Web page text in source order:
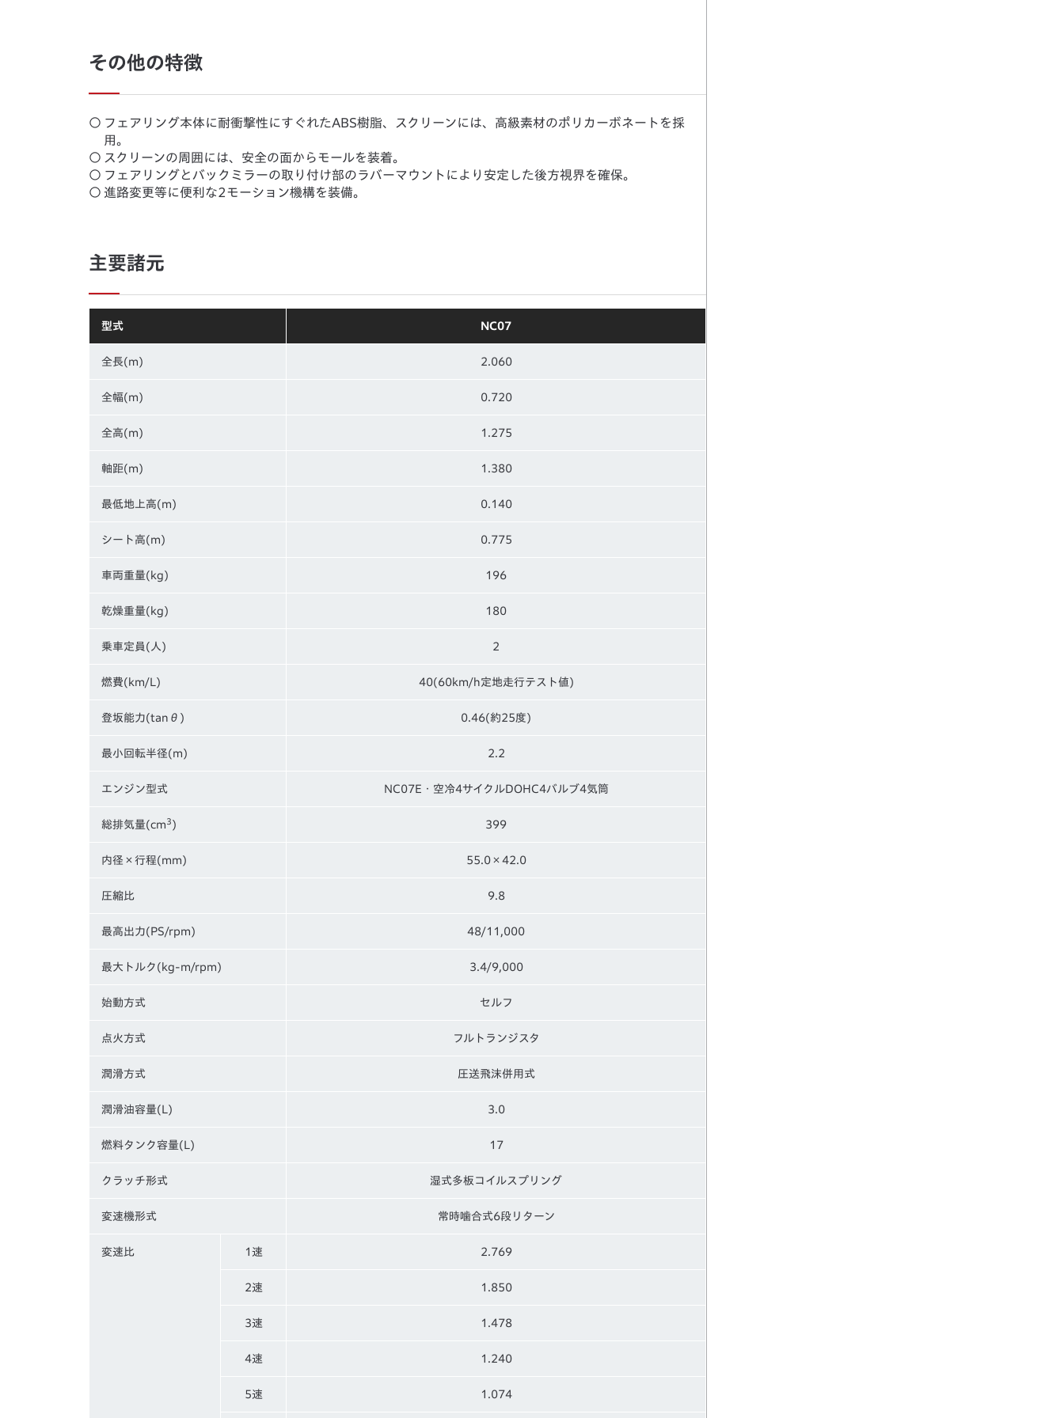
その他の特徴
○ フェアリング本体に耐衝撃性にすぐれたABS樹脂、スクリーンには、高級素材のポリカーボネートを採
用。
○ スクリーンの周囲には、安全の面からモールを装着。
○ フェアリングとバックミラーの取り付け部のラバーマウントにより安定した後方視界を確保。
○ 進路変更等に便利な2モーション機構を装備。
主要諸元
型式 NC07
全長(m) 2.060
全幅(m) 0.720
全高(m) 1.275
軸距(m) 1.380
最低地上高(m) 0.140
シート高(m) 0.775
車両重量(kg) 196
乾燥重量(kg) 180
乗車定員(人) 2
燃費(km/L) 40(60km/h定地走行テスト値)
登坂能力(tanθ) 0.46(約25度)
最小回転半径(m) 2.2
エンジン型式 NC07E・空冷4サイクルDOHC4バルブ4気筒
総排気量(cm 3 ) 399
内径×行程(mm) 55.0×42.0
圧縮比 9.8
最高出力(PS/rpm) 48/11,000
最大トルク(kg-m/rpm) 3.4/9,000
始動方式 セルフ
点火方式 フルトランジスタ
潤滑方式 圧送飛沫併用式
潤滑油容量(L) 3.0
燃料タンク容量(L) 17
クラッチ形式 湿式多板コイルスプリング
変速機形式 常時噛合式6段リターン
変速比 1速 2.769
2速 1.850
3速 1.478
4速 1.240
5速 1.074